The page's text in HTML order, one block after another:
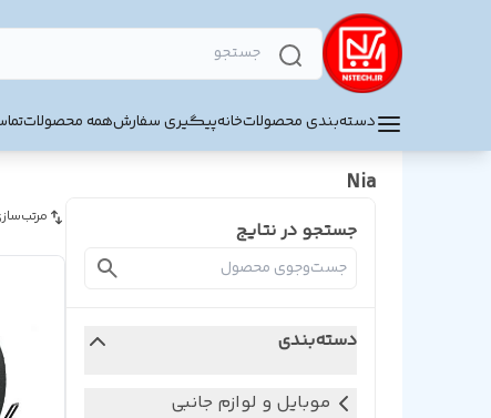
دسته‌بندی محصولاتخانهپیگیری سفارشهمه محصولات
Nia
جستجو در نتایج
دسته‌بندی
موبایل و لوازم جانبی